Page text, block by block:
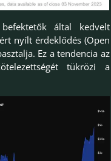
által kedvelt
nyílt érdeklődés (Open
Ez a tendencia az
tükrözi a